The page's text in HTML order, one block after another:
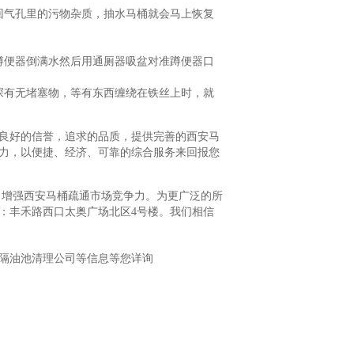
孔里的污物杂质，抽水马桶就会马上恢复
器倒满水然后用通厕器吸盆对准蹲便器口
无堵塞物，等有东西缠绕在铁丝上时，就
好的信誉，追求的品质，提供完善的西安马
，以便捷、经济、可靠的综合服务来回报您
强西安马桶疏通市场竞争力。为更广泛的所
丰禾路西口太奥广场北区4号楼。我们相信
油池清理公司等信息等您详询